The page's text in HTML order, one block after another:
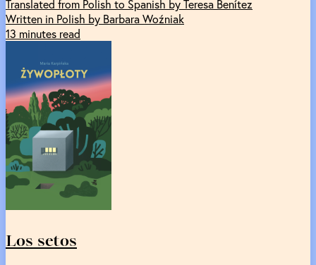
Translated from Polish to Spanish by Teresa Benítez
Written in Polish by Barbara Woźniak
13 minutes read
Los setos